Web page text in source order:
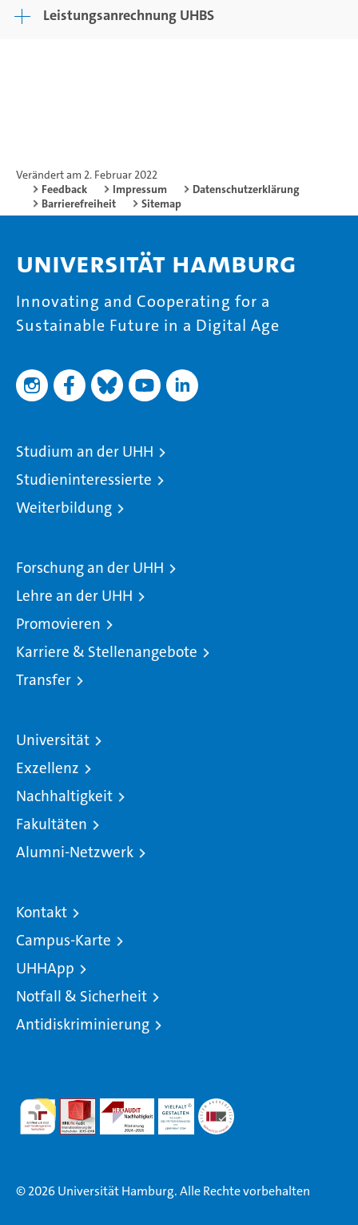
Leistungsanrechnung UHBS
Verändert am 2. Februar 2022
Feedback
Impressum
Datenschutzerklärung
Barrierefreiheit
Sitemap
Universität Hamburg
Innovating and Cooperating for a
Sustainable Future in a Digital Age
Studium an der UHH
Studieninteressierte
Weiterbildung
Forschung an der UHH
Lehre an der UHH
Promovieren
Karriere & Stellenangebote
Transfer
Universität
Exzellenz
Nachhaltigkeit
Fakultäten
Alumni-Netzwerk
Kontakt
Campus-Karte
UHHApp
Notfall & Sicherheit
Antidiskriminierung
© 2026 Universität Hamburg. Alle Rechte vorbehalten